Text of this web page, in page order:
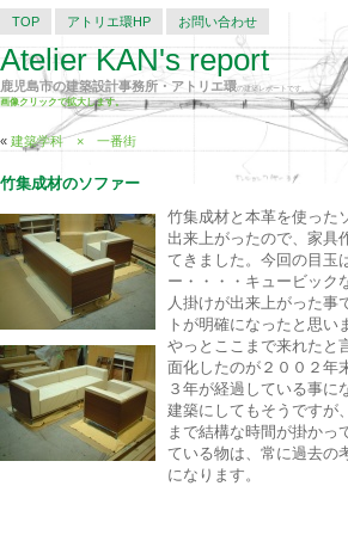
TOP アトリエ環HP お問い合わせ
Atelier KAN's report
鹿児島市の建築設計事務所・アトリエ環の建築レポートです。
画像クリックで拡大します。
« 建築学科 × 一番街
竹集成材のソファー
竹集成材と本革を使った
出来上がったので、家具
てきました。今回の目玉
ー・・・・キュービック
人掛けが出来上がった事
トが明確になったと思い
やっとここまで来れたと
面化したのが２００２年
３年が経過している事に
建築にしてもそうですが
まで結構な時間が掛かっ
ている物は、常に過去の
になります。